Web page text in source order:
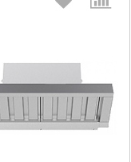
количество: